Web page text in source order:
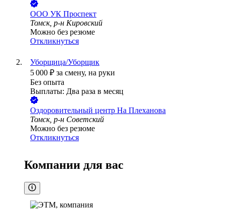
ООО УК Проспект
Томск, р-н Кировский
Можно без резюме
Откликнуться
Уборщица/Уборщик
5 000 ₽ за смену, на руки
Без опыта
Выплаты: Два раза в месяц
Оздоровительный центр На Плеханова
Томск, р-н Советский
Можно без резюме
Откликнуться
Компании для вас